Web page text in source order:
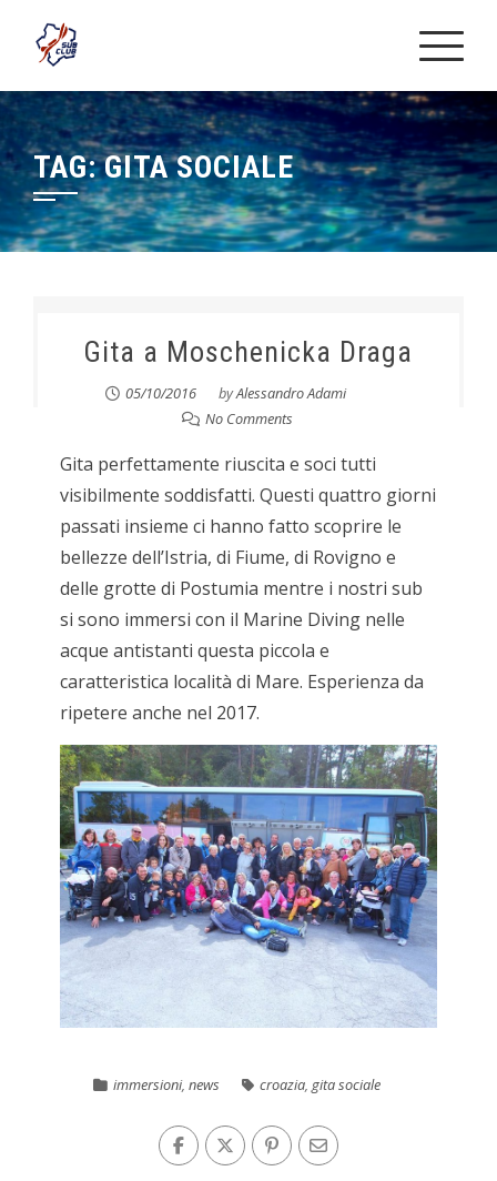
TAG:GITA SOCIALE
Gita a Moschenicka Draga
05/10/2016 byAlessandro Adami
No Comments
Gita perfettamente riuscita e soci tutti
visibilmente soddisfatti. Questi quattro giorni
passati insieme ci hanno fatto scoprire le
bellezze dell’Istria, di Fiume, di Rovigno e
delle grotte di Postumia mentre i nostri sub
si sono immersi con il Marine Diving nelle
acque antistanti questa piccola e
caratteristica località di Mare. Esperienza da
ripetere anche nel 2017.
immersioni,news croazia,gita sociale